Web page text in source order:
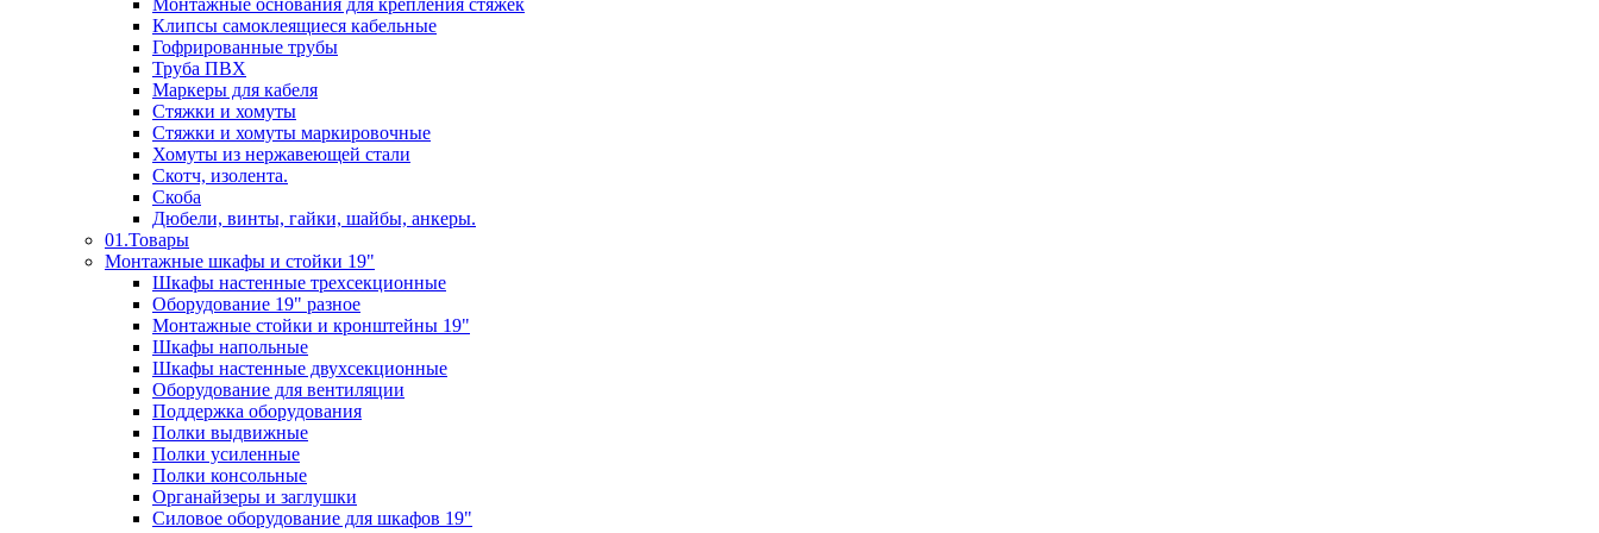
Монтажные основания для крепления стяжек
Клипсы самоклеящиеся кабельные
Гофрированные трубы
Труба ПВХ
Маркеры для кабеля
Стяжки и хомуты
Стяжки и хомуты маркировочные
Хомуты из нержавеющей стали
Скотч, изолента.
Скоба
Дюбели, винты, гайки, шайбы, анкеры.
01.Товары
Монтажные шкафы и стойки 19"
Шкафы настенные трехсекционные
Оборудование 19" разное
Монтажные стойки и кронштейны 19"
Шкафы напольные
Шкафы настенные двухсекционные
Оборудование для вентиляции
Поддержка оборудования
Полки выдвижные
Полки усиленные
Полки консольные
Органайзеры и заглушки
Силовое оборудование для шкафов 19"